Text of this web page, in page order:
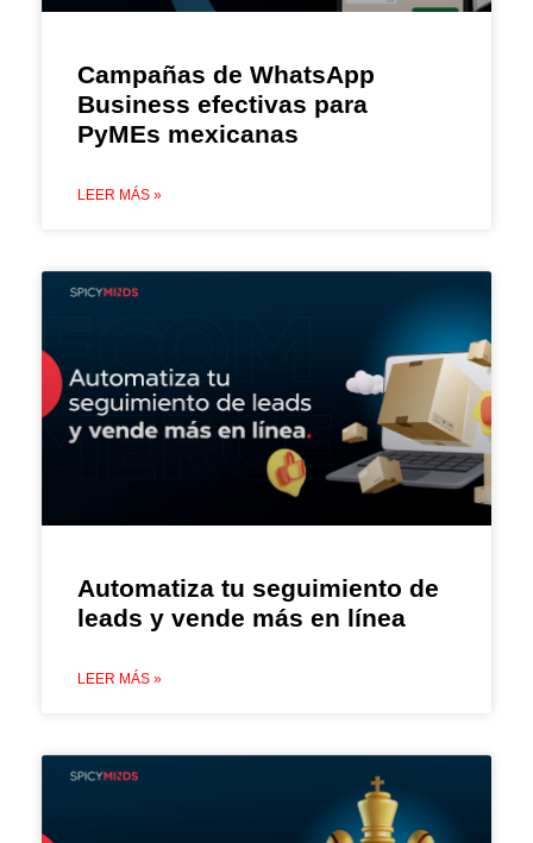
Campañas de WhatsApp
Business efectivas para
PyMEs mexicanas
LEER MÁS »
Automatiza tu seguimiento de
leads y vende más en línea
LEER MÁS »